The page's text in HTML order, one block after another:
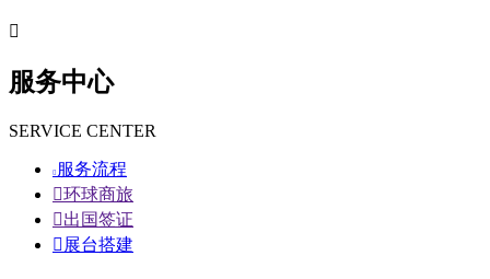

服务中心
SERVICE CENTER
 服务流程
环球商旅
出国签证
 展台搭建